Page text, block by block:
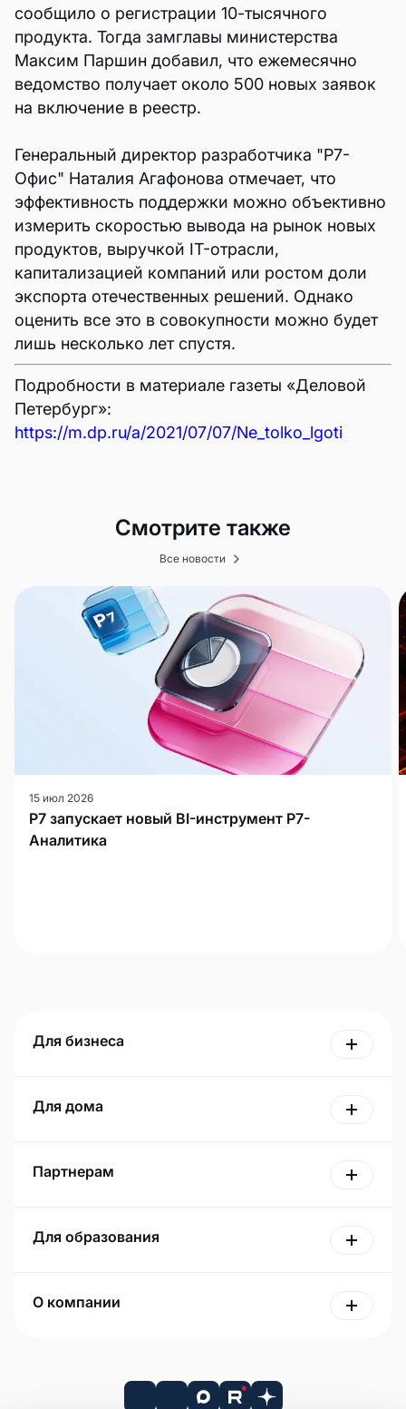
сообщило о регистрации 10-тысячного
продукта. Тогда замглавы министерства
Максим Паршин добавил, что ежемесячно
ведомство получает около 500 новых заявок
на включение в реестр.
Генеральный директор разработчика "Р7-
Офис" Наталия Агафонова отмечает, что
эффективность поддержки можно объективно
измерить скоростью вывода на рынок новых
продуктов, выручкой IT-отрасли,
капитализацией компаний или ростом доли
экспорта отечественных решений. Однако
оценить все это в совокупности можно будет
лишь несколько лет спустя.
Подробности в материале газеты «Деловой
Петербург»:
https://m.dp.ru/a/2021/07/07/Ne_tolko_lgoti
Смотрите также
Все новости
15 июл 2026
Р7 запускает новый BI-инструмент Р7-
Аналитика
Для бизнеса
Для дома
Партнерам
Для образования
О компании